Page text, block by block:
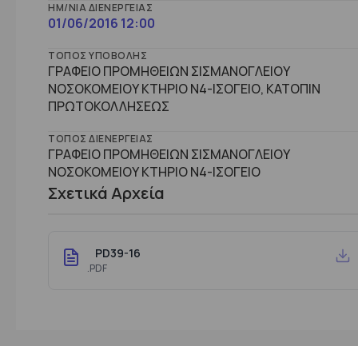
ΗΜ/ΝΊΑ ΔΙΕΝΈΡΓΕΙΑΣ
01/06/2016 12:00
ΤΌΠΟΣ ΥΠΟΒΟΛΉΣ
ΓΡΑΦΕΙΟ ΠΡΟΜΗΘΕΙΩΝ ΣΙΣΜΑΝΟΓΛΕΙΟΥ
ΝΟΣΟΚΟΜΕΙΟΥ ΚΤΗΡΙΟ Ν4-ΙΣΟΓΕΙΟ, ΚΑΤΟΠΙΝ
ΠΡΩΤΟΚΟΛΛΗΣΕΩΣ
ΤΌΠΟΣ ΔΙΕΝΈΡΓΕΙΑΣ
ΓΡΑΦΕΙΟ ΠΡΟΜΗΘΕΙΩΝ ΣΙΣΜΑΝΟΓΛΕΙΟΥ
ΝΟΣΟΚΟΜΕΙΟΥ ΚΤHΡΙΟ Ν4-ΙΣΟΓΕΙΟ
Σχετικά Αρχεία
PD39-16
.PDF